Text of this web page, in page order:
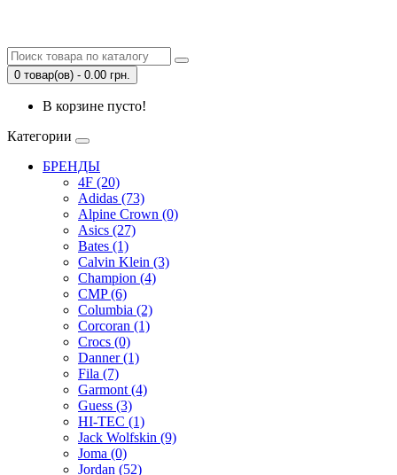
0 товар(ов) - 0.00 грн.
В корзине пусто!
Категории
БРЕНДЫ
4F (20)
Adidas (73)
Alpine Crown (0)
Asics (27)
Bates (1)
Calvin Klein (3)
Champion (4)
CMP (6)
Columbia (2)
Corcoran (1)
Crocs (0)
Danner (1)
Fila (7)
Garmont (4)
Guess (3)
HI-TEC (1)
Jack Wolfskin (9)
Joma (0)
Jordan (52)